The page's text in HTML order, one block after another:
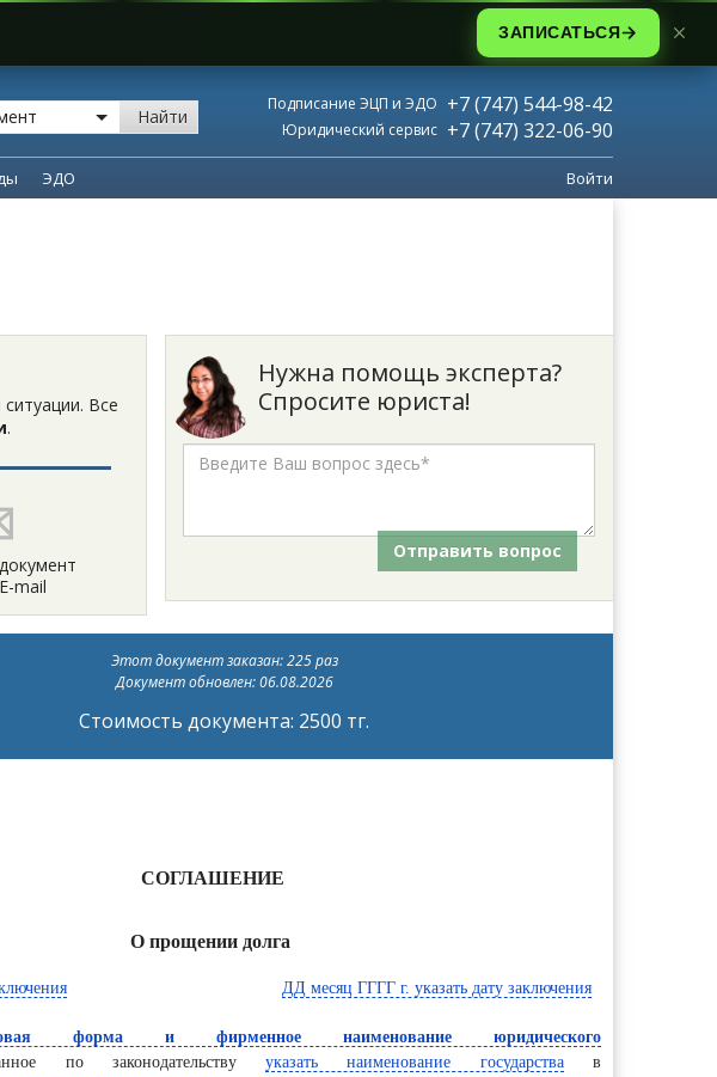
Найти
Подписание ЭЦП и ЭДО +7 (747) 544-98-42
Юридический сервис +7 (747) 322-06-90
ЭДО Войти
Все
.
mail
Нужна помощь эксперта?
Спросите юриста!
Отправить вопрос
Этот документ заказан: 225 раз
Документ обновлен: 06.08.2026
Стоимость документа: 2500 тг.
СОГЛАШЕНИЕ
О прощении долга
ДД месяц ГГГГ г. указать дату заключения
форма и фирменное наименование юридического
по законодательствууказать наименование государствав
ЗАПИСАТЬСЯ